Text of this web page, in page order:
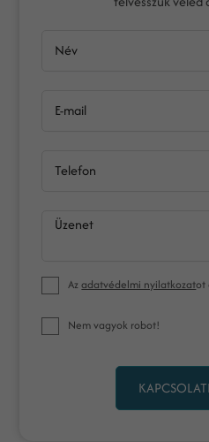
Név
E-mail
Telefon
Üzenet
Azadatvédelmi nyilatkozatot
Nem vagyok robot!